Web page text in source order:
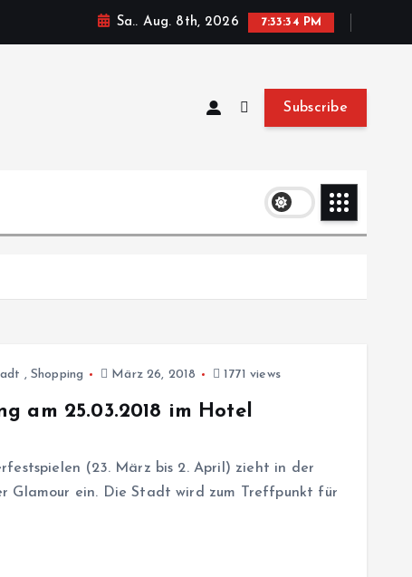
Sa.. Aug. 8th, 2026 7:33:35 PM
Subscribe
, Shopping März 26, 2018 1771 views
am 25.03.2018 im Hotel
(23. März bis 2. April) zieht in der
Glamour ein. Die Stadt wird zum Treffpunkt für